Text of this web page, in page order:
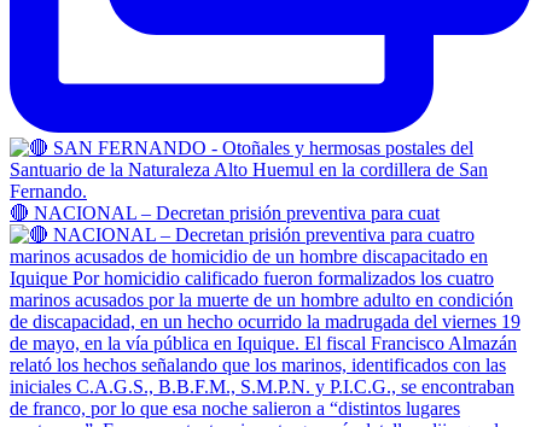
🔴 NACIONAL – Decretan prisión preventiva para cuat